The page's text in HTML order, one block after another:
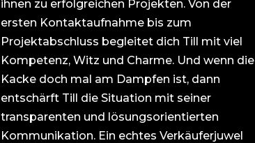
ihnen zu erfolgreichen Projekten. Von der
ersten Kontaktaufnahme bis zum
Projektabschluss begleitet dich Till mit viel
Kompetenz, Witz und Charme. Und wenn die
Kacke doch mal am Dampfen ist, dann
entschärft Till die Situation mit seiner
transparenten und lösungsorientierten
Kommunikation. Ein echtes Verkäuferjuwel